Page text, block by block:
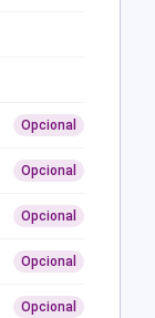
Opcional
Opcional
Opcional
Opcional
Opcional